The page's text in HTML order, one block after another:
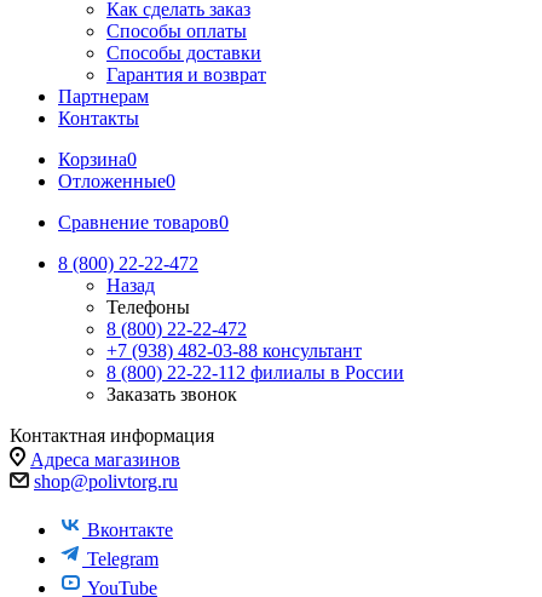
Как сделать заказ
Способы оплаты
Способы доставки
Гарантия и возврат
Партнерам
Контакты
Корзина0
Отложенные0
Сравнение товаров0
8 (800) 22-22-472
Назад
Телефоны
8 (800) 22-22-472
+7 (938) 482-03-88 консультант
8 (800) 22-22-112 филиалы в России
Заказать звонок
Контактная информация
Адреса магазинов
shop@polivtorg.ru
Вконтакте
Telegram
YouTube